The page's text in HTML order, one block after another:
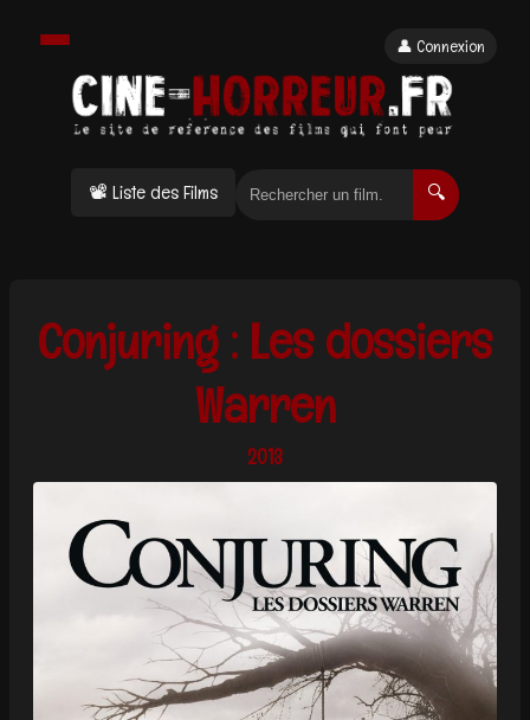
📽 Liste des Films 🔍
👤 Connexion
Conjuring : Les dossiers
Warren
2013